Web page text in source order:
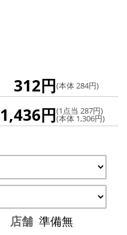
312円(本体 284円)
1,436円(1点当 287円)
(本体 1,306円)
店舗 準備無